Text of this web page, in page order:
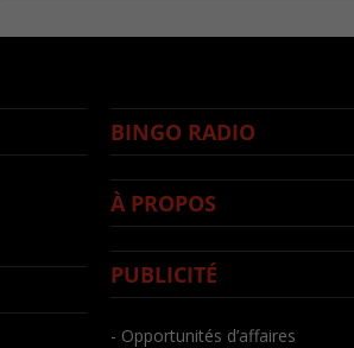
BINGO RADIO
À PROPOS
PUBLICITÉ
- Opportunités d’affaires